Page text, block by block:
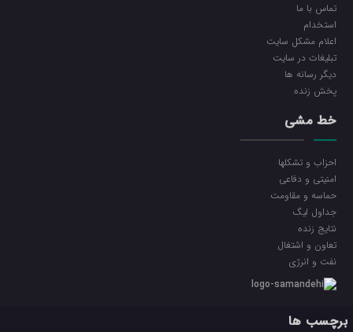
تماس با ما
استخدام
اعلام مشکل سایت
تبلیغات در سایت
ديگر رسانه ها
پخش زنده
خط مشی
احزاب و تشکلها
امنیتی و دفاعی
حماسه و مقاومت
جداول لیگ
نتایج زنده
تعاون و اشتغال
نفت و انرژی
برچسب ها